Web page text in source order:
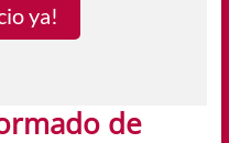
ya!
de